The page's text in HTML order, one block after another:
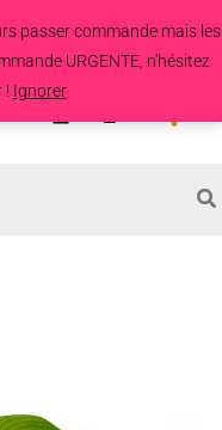
passer commande mais les
URGENTE, n'hésitez
! Ignorer